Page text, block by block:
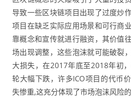
导致一些区块链项目出现了过度炒
项目在缺乏实际应用场景和可行商
靠概念和宣传就进行融资，其价值
场出现调整，这些泡沫就可能破裂
大损失，在2017年底至2018年初
轮大幅下跌，许多ICO项目的代币
失惨重,这充分体现了市场泡沫风险的